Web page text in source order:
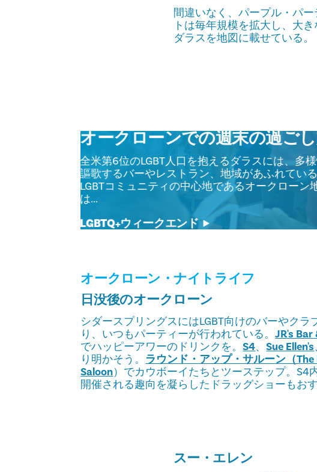
間違いなく、パープル・パ
トは毎年規模を拡大し、大
ダラスを地図に載せている。
オークローンでの週末の過ご
全米第6位のLGBT人口を抱えるダラスには、多
謳歌するバーやレストラン、地域があふれている
LGBTコミュニティの中心地であるオークローン
は...
LGBTQ+ウィークエンド
オークローン・ナイトライフ
日没後のオークローン
シダースプリングスにはLGBT向けのバーやクラ
り、いつもパーティーが行われている。JR's Bar
でハッピーアワーのドリンクを。S4、Sue Ellen's
り明かそう。 ラウンド・アップ・サルーン（The
Saloon）でカウボーイたちとツーステップ。S4
開催される趣向を凝らしたドラッグショーもおす
スー・エレン